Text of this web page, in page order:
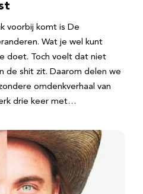
voorbij komt is De
Wat je wel kunt
doet. Toch voelt dat niet
de shit zit. Daarom delen we
omdenkverhaal van
drie keer met…